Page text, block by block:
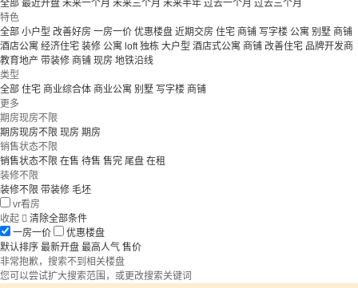
全部 最近开盘 未来一个月 未来三个月 未来半年 过去一个月 过去三个月
特色
全部 小户型 改善好房 一房一价 优惠楼盘 近期交房 住宅 商铺 写字楼 公寓 别墅 商铺
酒店公寓 经济住宅 装修 公寓 loft独栋 大户型 酒店式公寓 商铺 改善住宅 品牌开发商
教育地产 带装修 商铺 现房 地铁沿线
类型
全部 住宅 商业综合体 商业公寓 别墅 写字楼 商铺
更多
期房现房不限
期房现房不限 现房 期房
销售状态不限
销售状态不限 在售 待售 售完 尾盘 在租
装修不限
装修不限 带装修 毛坯
vr看房
收起  清除全部条件
一房一价
优惠楼盘
默认排序 最新开盘 最高人气 售价
非常抱歉，搜索不到相关楼盘
您可以尝试扩大搜索范围，或更改搜索关键词